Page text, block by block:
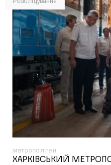
Розслідування
метрополітен
ХАРКІВСЬКИЙ